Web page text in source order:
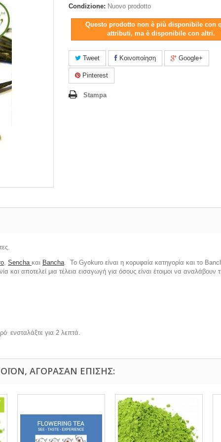
Condizione: Nuovo prodotto
Questo prodotto non è più disponibile con
attributi, ma è disponibile con altri.
Tweet Κοινοποίηση Google+
Pinterest
Stampa
, Sencha και Bancha. Το Gyokuro είναι η κορυφαία κατηγορία και το
και αποτελεί μια τέλεια εισαγωγή για όσους είναι έτοιμοι να αναλάβουν
ενσταλάξτε για 2 λεπτά.
ΑΓΌΡΑΣΑΝ ΕΠΊΣΗΣ: